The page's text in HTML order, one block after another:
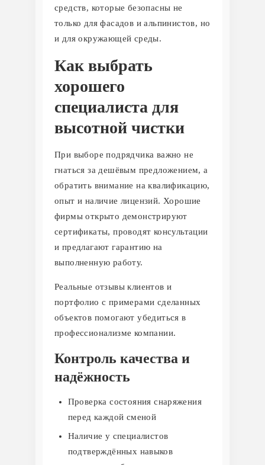
средств, которые безопасны не
только для фасадов и альпинистов, но
и для окружающей среды.
Как выбрать
хорошего
специалиста для
высотной чистки
При выборе подрядчика важно не
гнаться за дешёвым предложением, а
обратить внимание на квалификацию,
опыт и наличие лицензий. Хорошие
фирмы открыто демонстрируют
сертификаты, проводят консультации
и предлагают гарантию на
выполненную работу.
Реальные отзывы клиентов и
портфолио с примерами сделанных
объектов помогают убедиться в
профессионализме компании.
Контроль качества и
надёжность
Проверка состояния снаряжения
перед каждой сменой
Наличие у специалистов
подтверждённых навыков